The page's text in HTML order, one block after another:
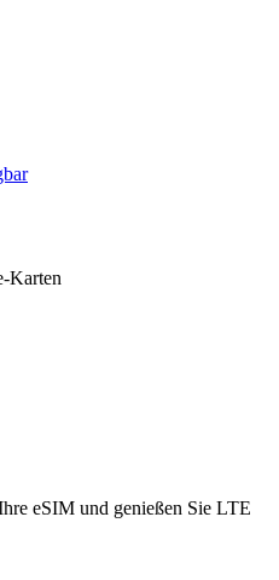
Karten
eSIM und genießen Sie LTE